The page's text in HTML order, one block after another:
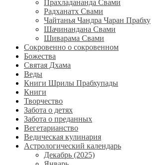
Прахладананда Свами
Радханатх Свами
Чайтанья Чандра Чаран Прабху
Шачинандана Свами
Шиварама Свами
Сокровенно о сокровенном
Божества
Святая Дхама
Веды
Книги Шрилы Прабхупады
Книги
Творчество
Забота о детях
Забота о преданных
Вегетарианство
Ведическая кулинария
Астрологический календарь
Декабрь (2025)